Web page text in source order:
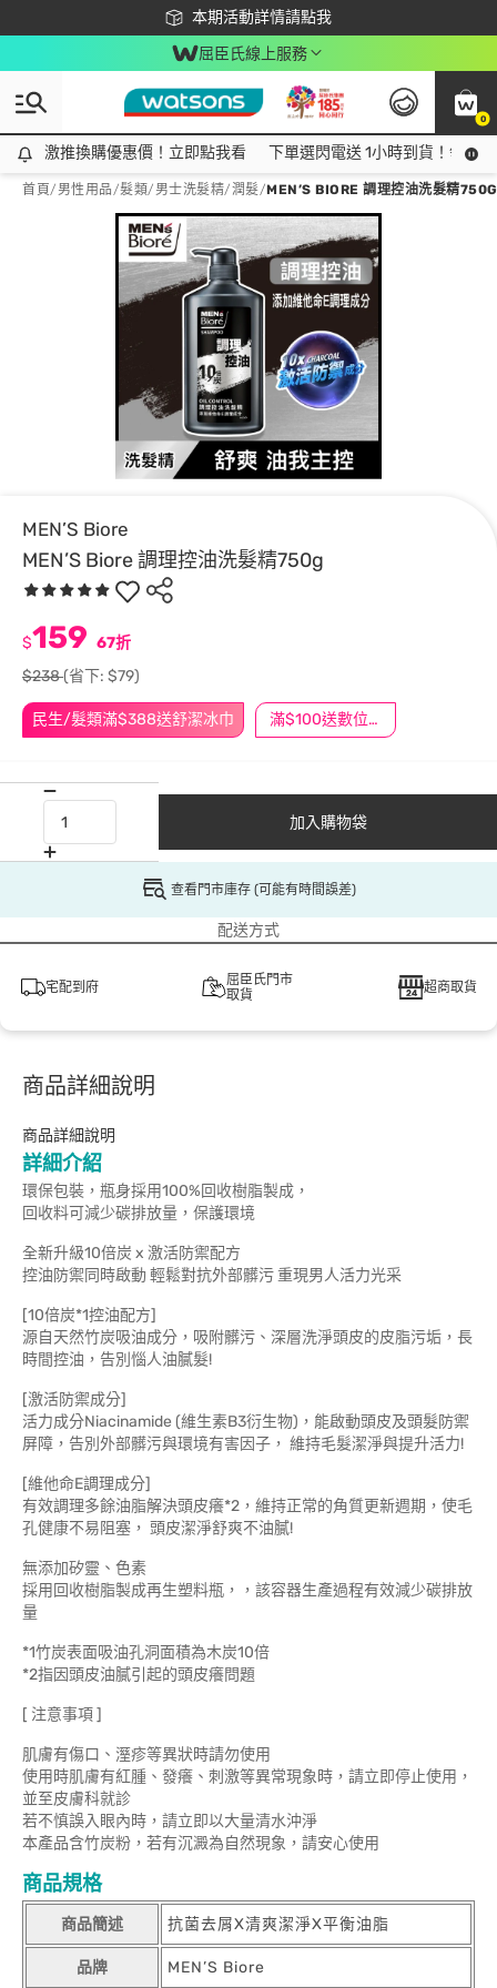
本期活動詳情請點我
下載app最高回饋$350
屈臣氏線上服務
0
激推換購優惠價！立即點我看
激推換購優惠價！立即點我看 下單選閃電送 1小時到貨！領神
首頁/ 男性用品/髮類/ 男士洗髮精/潤髮/MEN’S BIORE 調理控油洗髮精750G
MEN’S Biore
MEN’S Biore 調理控油洗髮精750g
民生/髮類滿$388送舒潔冰巾 滿$100送數位印花
$159 67折
$238(省下: $79)
加入購物袋
查看門市庫存 (可能有時間誤差)
配送方式
宅配到府
屈臣氏門市
取貨
超商取貨
商品詳細說明
商品詳細說明
詳細介紹
環保包裝，瓶身採用100%回收樹脂製成，
回收料可減少碳排放量，保護環境
全新升級10倍炭 x 激活防禦配方
控油防禦同時啟動 輕鬆對抗外部髒污 重現男人活力光采
[10倍炭*1控油配方]
源自天然竹炭吸油成分，吸附髒污、深層洗淨頭皮的皮脂污垢，長
時間控油，告別惱人油膩髮!
[激活防禦成分]
活力成分Niacinamide (維生素B3衍生物)，能啟動頭皮及頭髮防禦
屏障，告別外部髒污與環境有害因子， 維持毛髮潔淨與提升活力!
[維他命E調理成分]
有效調理多餘油脂解決頭皮癢*2，維持正常的角質更新週期，使毛
孔健康不易阻塞， 頭皮潔淨舒爽不油膩!
無添加矽靈、色素
採用回收樹脂製成再生塑料瓶，，該容器生產過程有效減少碳排放
量
*1竹炭表面吸油孔洞面積為木炭10倍
*2指因頭皮油膩引起的頭皮癢問題
[ 注意事項 ]
肌膚有傷口、溼疹等異狀時請勿使用
使用時肌膚有紅腫、發癢、刺激等異常現象時，請立即停止使用，
並至皮膚科就診
若不慎誤入眼內時，請立即以大量清水沖淨
本產品含竹炭粉，若有沉澱為自然現象，請安心使用
商品規格
商品簡述 抗菌去屑X清爽潔淨X平衡油脂
品牌 MEN’S Biore